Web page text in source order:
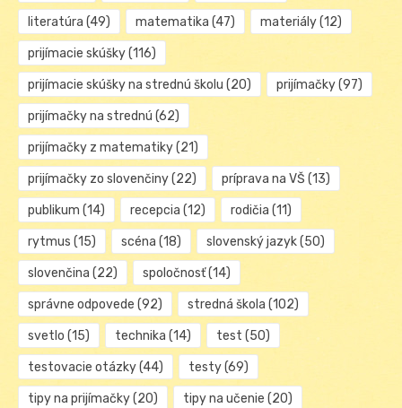
literatúra (49) matematika (47) materiály(12)
prijímacie skúšky(116)
prijímacie skúšky na strednú školu (20) prijímačky(97)
prijímačky na strednú (62)
prijímačky z matematiky(21)
prijímačky zo slovenčiny(22) príprava na VŠ (13)
publikum (14) recepcia (12) rodičia (11)
rytmus (15) scéna (18) slovenský jazyk(50)
slovenčina (22) spoločnosť(14)
správne odpovede (92) stredná škola (102)
svetlo (15) technika (14) test (50)
testovacie otázky(44) testy(69)
tipy na prijímačky(20) tipy na učenie (20)